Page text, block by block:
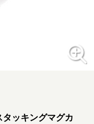
ッキングマグカ